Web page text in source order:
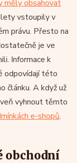
měly obsahovat
vstoupily v
právu. Přesto na
je ve
Informace k
odpovídají této
článku. A když už
vyhnout těmto
e-shopů.
obchodní